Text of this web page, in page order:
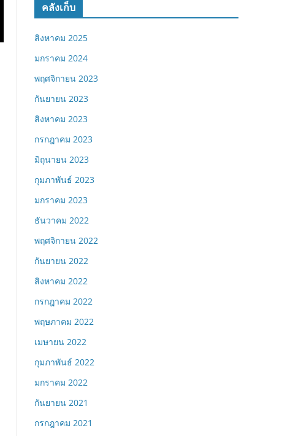
คลังเก็บ
สิงหาคม 2025
มกราคม 2024
พฤศจิกายน 2023
กันยายน 2023
สิงหาคม 2023
กรกฎาคม 2023
มิถุนายน 2023
กุมภาพันธ์ 2023
มกราคม 2023
ธันวาคม 2022
พฤศจิกายน 2022
กันยายน 2022
สิงหาคม 2022
กรกฎาคม 2022
พฤษภาคม 2022
เมษายน 2022
กุมภาพันธ์ 2022
มกราคม 2022
กันยายน 2021
กรกฎาคม 2021